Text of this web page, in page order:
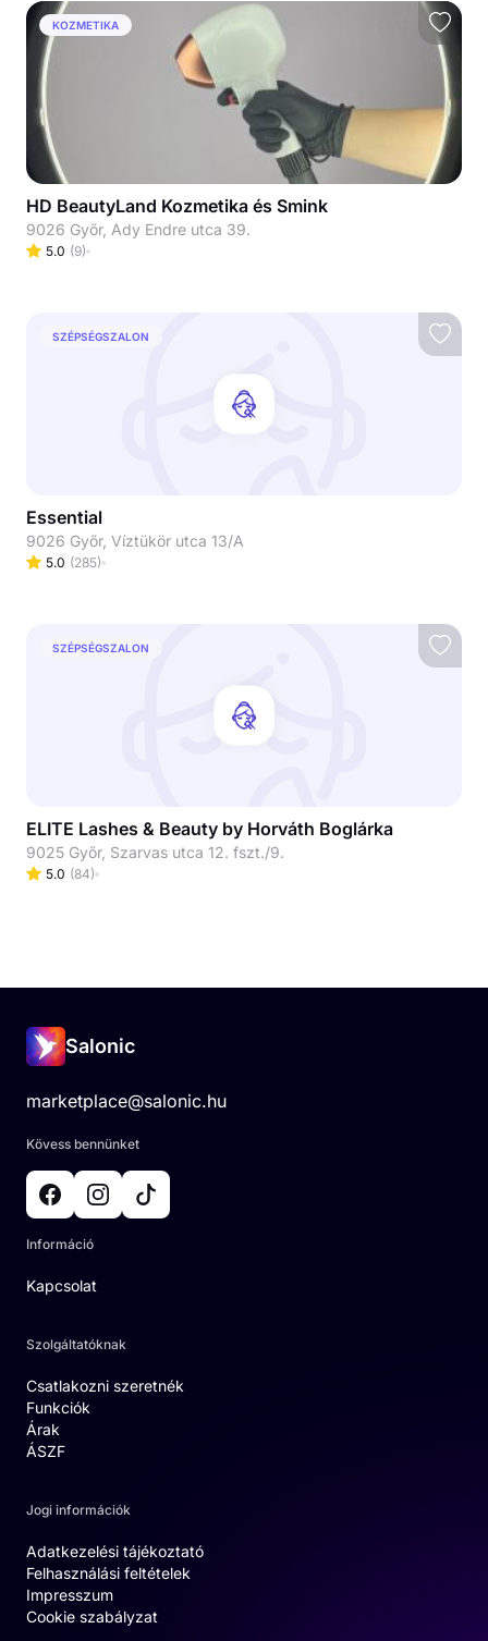
KOZMETIKA
HD BeautyLand Kozmetika és Smink
9026 Győr, Ady Endre utca 39.
5.0 (9)
SZÉPSÉGSZALON
Essential
9026 Győr, Víztükör utca 13/A
5.0 (285)
SZÉPSÉGSZALON
ELITE Lashes & Beauty by Horváth Boglárka
9025 Győr, Szarvas utca 12. fszt./9.
5.0 (84)
Salonic
marketplace@salonic.hu
Kövess bennünket
Információ
Kapcsolat
Szolgáltatóknak
Csatlakozni szeretnék
Funkciók
Árak
ÁSZF
Jogi információk
Adatkezelési tájékoztató
Felhasználási feltételek
Impresszum
Cookie szabályzat